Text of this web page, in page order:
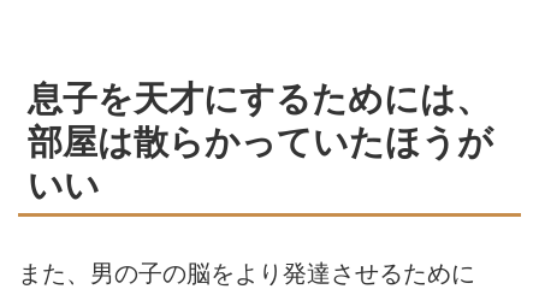
息子を天才にするためには、
部屋は散らかっていたほうが
いい
また、男の子の脳をより発達させるために